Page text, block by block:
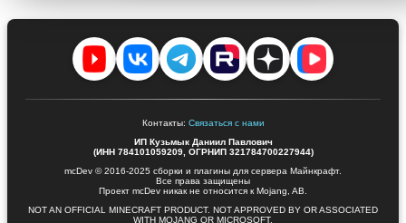
Контакты: Связаться с нами
ИП Кузьмык Даниил Павлович
(ИНН 784101059209, ОГРНИП 321784700227944)
mcDev © 2016-2025 сборки и плагины для сервера Майнкрафт.
Все права защищены
Проект mcDev никак не относится к Mojang, AB.
NOT AN OFFICIAL MINECRAFT PRODUCT. NOT APPROVED BY OR ASSOCIATED
WITH MOJANG OR MICROSOFT.